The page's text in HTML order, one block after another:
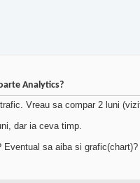
Analytics?
Vreau sa compar 2 luni
dar ia ceva timp.
sa aiba si grafic(chart)?